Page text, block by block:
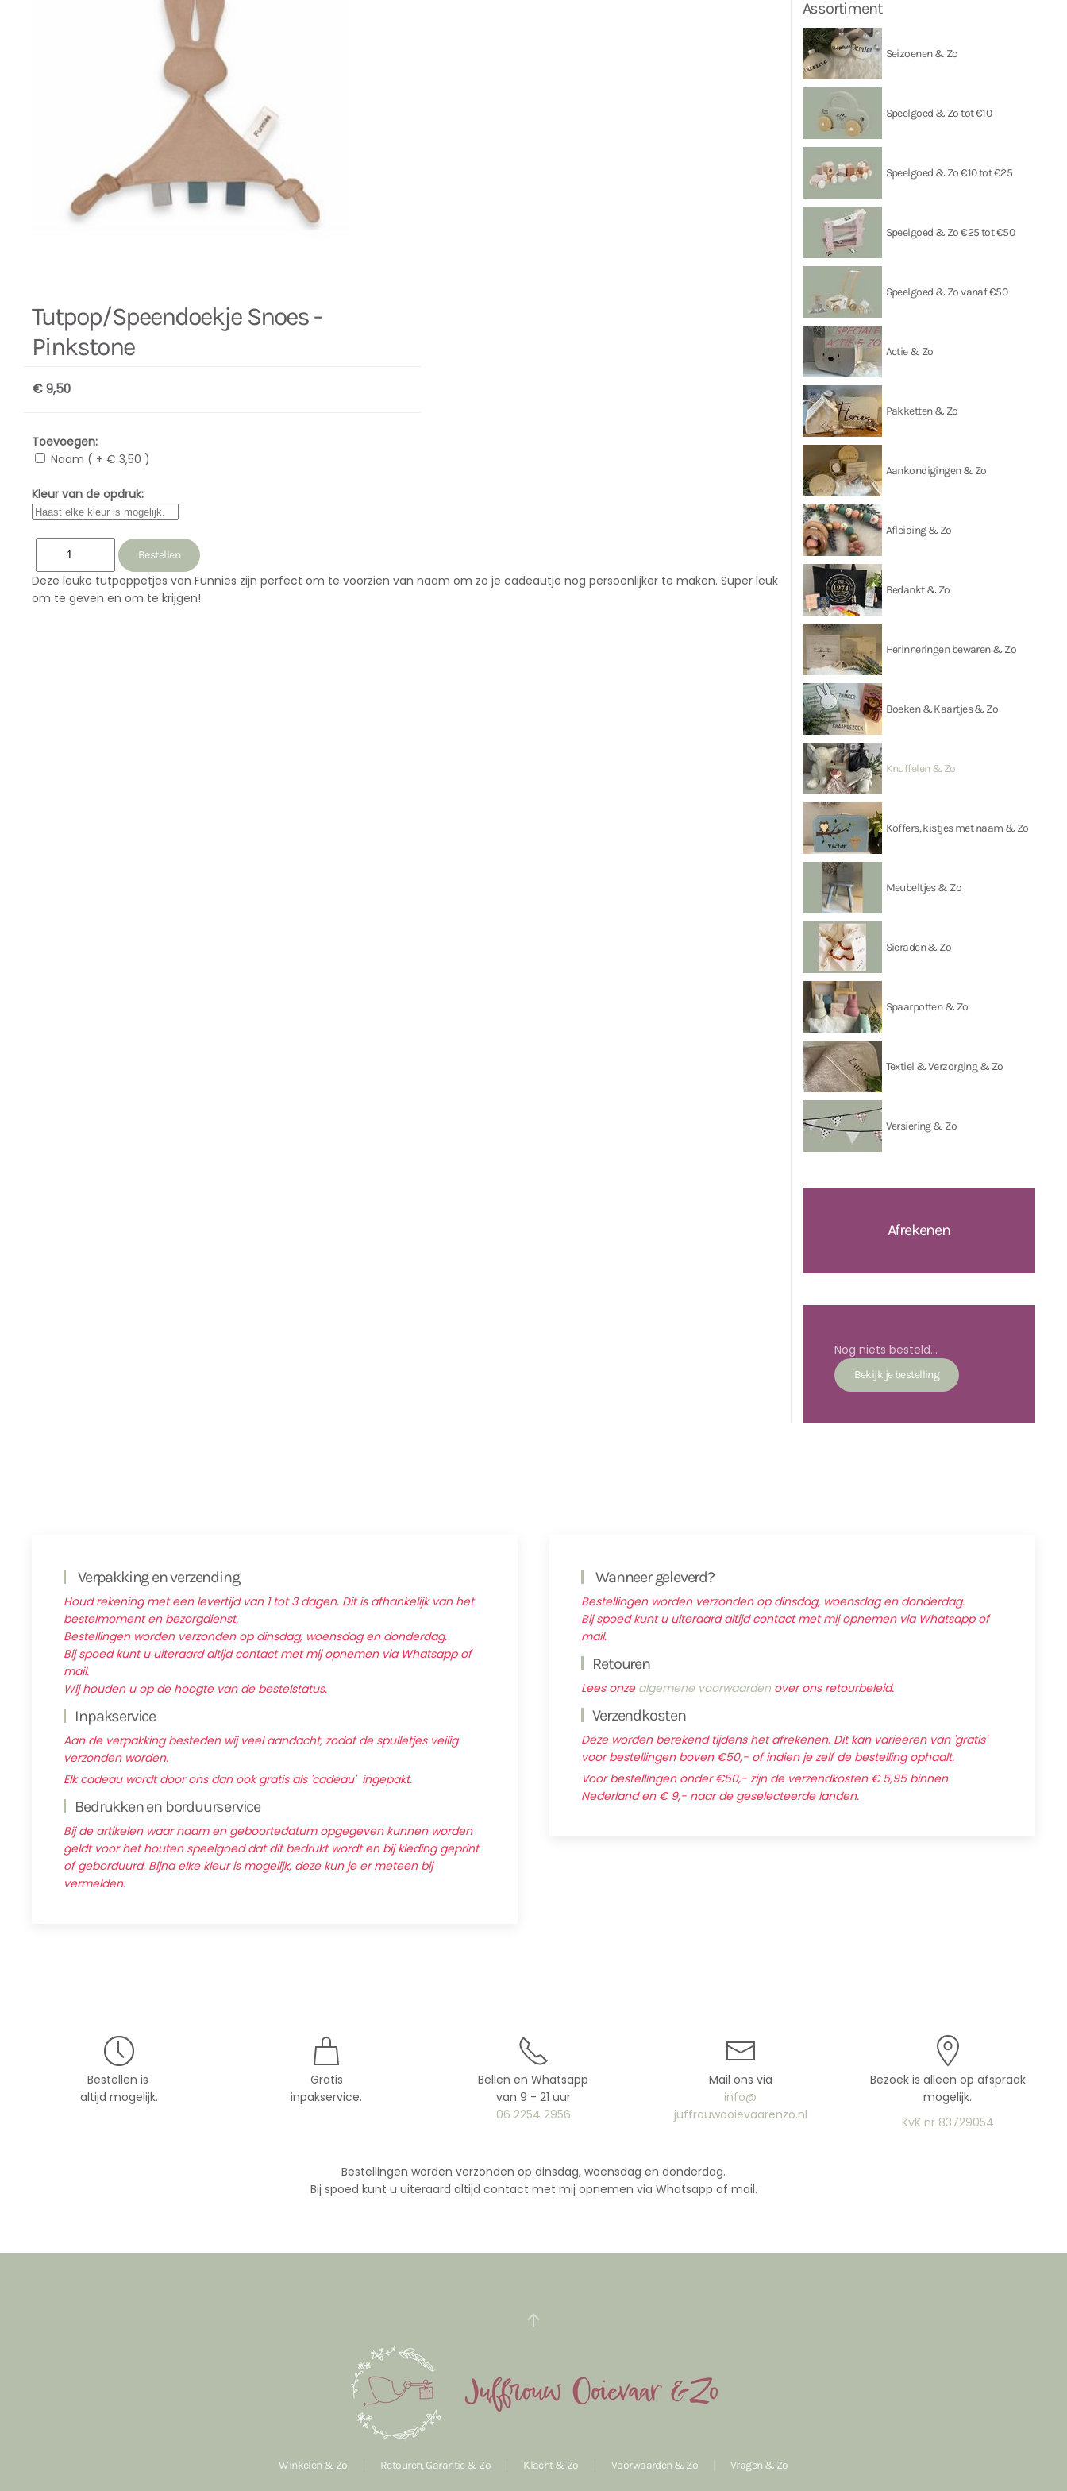
Tutpop/Speendoekje Snoes -
Pinkstone
€ 9,50
Toevoegen:
Naam ( + € 3,50 )
Kleur van de opdruk:
Deze leuke tutpoppetjes van Funnies zijn perfect om te voorzien van naam om zo je cadeautje nog persoonlijker te maken. Super leuk
om te geven en om te krijgen!
Assortiment
Seizoenen & Zo
Speelgoed & Zo tot €10
Speelgoed & Zo €10 tot €25
Speelgoed & Zo €25 tot €50
Speelgoed & Zo vanaf €50
Actie & Zo
Pakketten & Zo
Aankondigingen & Zo
Afleiding & Zo
Bedankt & Zo
Herinneringen bewaren & Zo
Boeken & Kaartjes & Zo
Knuffelen & Zo
Koffers, kistjes met naam & Zo
Meubeltjes & Zo
Sieraden & Zo
Spaarpotten & Zo
Textiel & Verzorging & Zo
Versiering & Zo
Afrekenen
Nog niets besteld...
Verpakking en verzending
Houd rekening met een levertijd van 1 tot 3 dagen. Dit is afhankelijk van het
bestelmoment en bezorgdienst.
Bestellingen worden verzonden op dinsdag, woensdag en donderdag.
Bij spoed kunt u uiteraard altijd contact met mij opnemen via Whatsapp of
mail.
Wij houden u op de hoogte van de bestelstatus.
Inpakservice
Aan de verpakking besteden wij veel aandacht, zodat de spulletjes veilig
verzonden worden.
Elk cadeau wordt door ons dan ook gratis als 'cadeau' ingepakt.
Bedrukken en borduurservice
Bij de artikelen waar naam en geboortedatum opgegeven kunnen worden
geldt voor het houten speelgoed dat dit bedrukt wordt en bij kleding geprint
of geborduurd. Bijna elke kleur is mogelijk, deze kun je er meteen bij
vermelden.
Wanneer geleverd?
Bestellingen worden verzonden op dinsdag, woensdag en donderdag.
Bij spoed kunt u uiteraard altijd contact met mij opnemen via Whatsapp of
mail.
Retouren
Lees onze algemene voorwaarden over ons retourbeleid.
Verzendkosten
Deze worden berekend tijdens het afrekenen. Dit kan varieëren van 'gratis'
voor bestellingen boven €50,- of indien je zelf de bestelling ophaalt.
Voor bestellingen onder €50,- zijn de verzendkosten € 5,95 binnen
Nederland en € 9,- naar de geselecteerde landen.
Bestellen is
altijd mogelijk.
Gratis
inpakservice.
Bellen en Whatsapp
van 9 - 21 uur
06 2254 2956
Mail ons via
info@
juffrouwooievaarenzo.nl
Bezoek is alleen op afspraak
mogelijk.
KvK nr 83729054
Bestellingen worden verzonden op dinsdag, woensdag en donderdag.
Bij spoed kunt u uiteraard altijd contact met mij opnemen via Whatsapp of mail.
Winkelen & Zo Retouren, Garantie & Zo Klacht & Zo Voorwaarden & Zo Vragen & Zo